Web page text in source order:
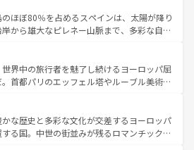
ナの美しい田園風景やアマルフィ海岸の絶
観も見逃せない。観光の合間には、本場の
ど、絶品のイタリア料理を堪能することも
タリアで、忘れられない旅をしてみよう！
タリア情報はコンテンツ一覧 を参照してほ
ほぼ80％を占めるスペインは、太陽が降り
から雄大なピレネー山脈まで、多彩な自然
の国では、情熱的なフラメンコ、熱気あふ
て美味しいタパスが生活の一部となってい
ードの洗練された雰囲気や、バルセロナの
やかなビーチリゾートまで多彩な表情を見
よって風土や気候が異なるスペインはその個
性で訪れる人を魅了する。 なお、新着のスペイン情報はコ
界中の旅行者を魅了し続けるヨーロッパ屈
首都パリのエッフェル塔やルーブル美術館
が詰まっている。華麗な宮殿、歴史的な大
ビーチ、そして豊かな自然が、訪れる者を心
また、フランスは美食の国としても知ら
かな歴史と多彩な文化が交差するヨーロッパ
る国。中世の街並みが残るロマンチック街